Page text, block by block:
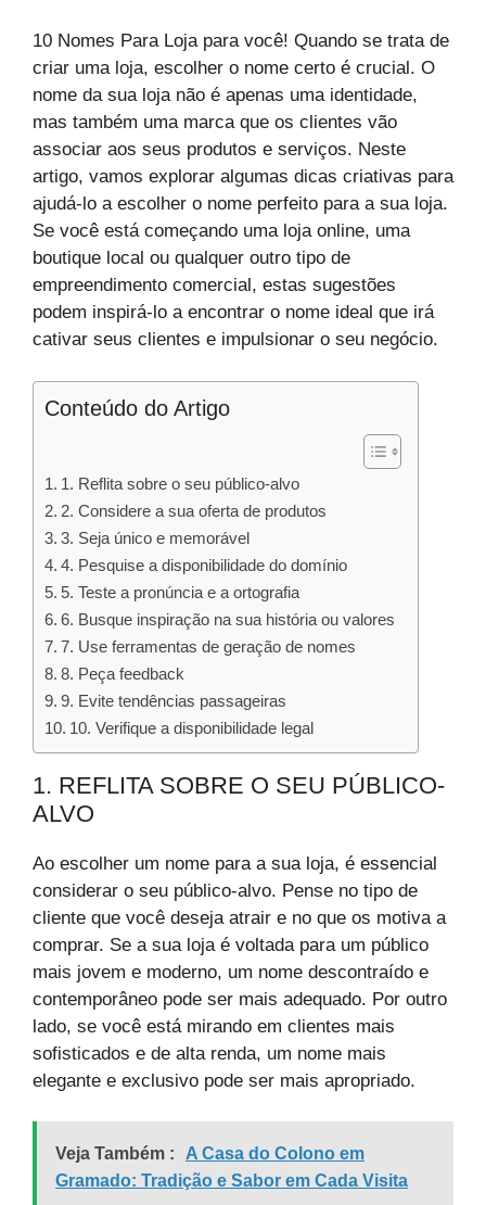
10 Nomes Para Loja para você! Quando se trata de
criar uma loja, escolher o nome certo é crucial. O
nome da sua loja não é apenas uma identidade,
mas também uma marca que os clientes vão
associar aos seus produtos e serviços. Neste
artigo, vamos explorar algumas dicas criativas para
ajudá-lo a escolher o nome perfeito para a sua loja.
Se você está começando uma loja online, uma
boutique local ou qualquer outro tipo de
empreendimento comercial, estas sugestões
podem inspirá-lo a encontrar o nome ideal que irá
cativar seus clientes e impulsionar o seu negócio.
Conteúdo do Artigo
1. Reflita sobre o seu público-alvo
2. Considere a sua oferta de produtos
3. Seja único e memorável
4. Pesquise a disponibilidade do domínio
5. Teste a pronúncia e a ortografia
6. Busque inspiração na sua história ou valores
7. Use ferramentas de geração de nomes
8. Peça feedback
9. Evite tendências passageiras
10. Verifique a disponibilidade legal
1. REFLITA SOBRE O SEU PÚBLICO-
ALVO
Ao escolher um nome para a sua loja, é essencial
considerar o seu público-alvo. Pense no tipo de
cliente que você deseja atrair e no que os motiva a
comprar. Se a sua loja é voltada para um público
mais jovem e moderno, um nome descontraído e
contemporâneo pode ser mais adequado. Por outro
lado, se você está mirando em clientes mais
sofisticados e de alta renda, um nome mais
elegante e exclusivo pode ser mais apropriado.
Veja Também :
A Casa do Colono em
Gramado: Tradição e Sabor em Cada Visita